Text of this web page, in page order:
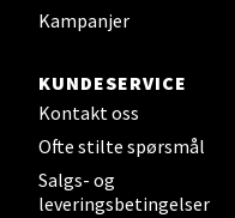
Kampanjer
KUNDESERVICE
Kontakt oss
Ofte stilte spørsmål
Salgs- og
leveringsbetingelser
Støperivn. 5, 2010
0 i butikk